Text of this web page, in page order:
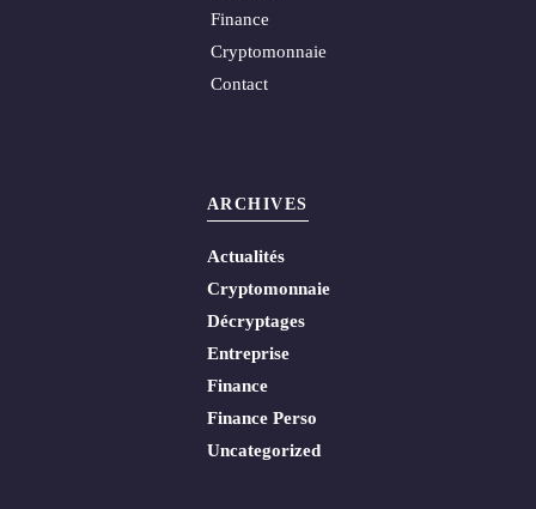
Finance
Cryptomonnaie
Contact
ARCHIVES
Actualités
Cryptomonnaie
Décryptages
Entreprise
Finance
Finance Perso
Uncategorized